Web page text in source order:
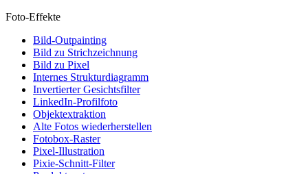
Foto-Effekte
Bild-Outpainting
Bild zu Strichzeichnung
Bild zu Pixel
Internes Strukturdiagramm
Invertierter Gesichtsfilter
LinkedIn-Profilfoto
Objektextraktion
Alte Fotos wiederherstellen
Fotobox-Raster
Pixel-Illustration
Pixie-Schnitt-Filter